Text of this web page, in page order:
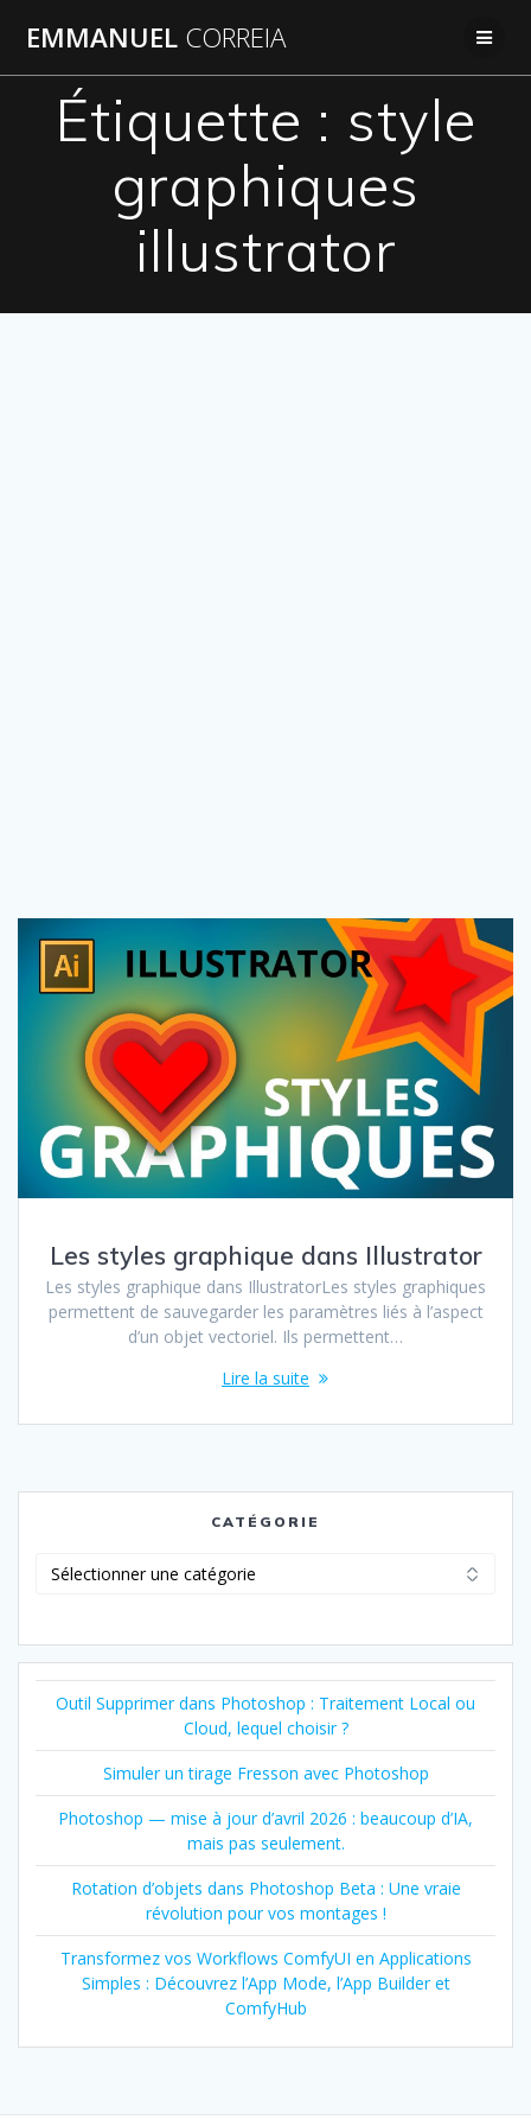
au
EMMANUEL CORREIA
Étiquette : style
graphiques
illustrator
Les styles graphique dans Illustrator
Les styles graphique dans IllustratorLes styles graphiques
permettent de sauvegarder les paramètres liés à l’aspect
d’un objet vectoriel. Ils permettent…
Lire la suite
CATÉGORIE
Outil Supprimer dans Photoshop : Traitement Local ou
Cloud, lequel choisir ?
Simuler un tirage Fresson avec Photoshop
Photoshop — mise à jour d’avril 2026 : beaucoup d’IA,
mais pas seulement.
Rotation d’objets dans Photoshop Beta : Une vraie
révolution pour vos montages !
Transformez vos Workflows ComfyUI en Applications
Simples : Découvrez l’App Mode, l’App Builder et
ComfyHub